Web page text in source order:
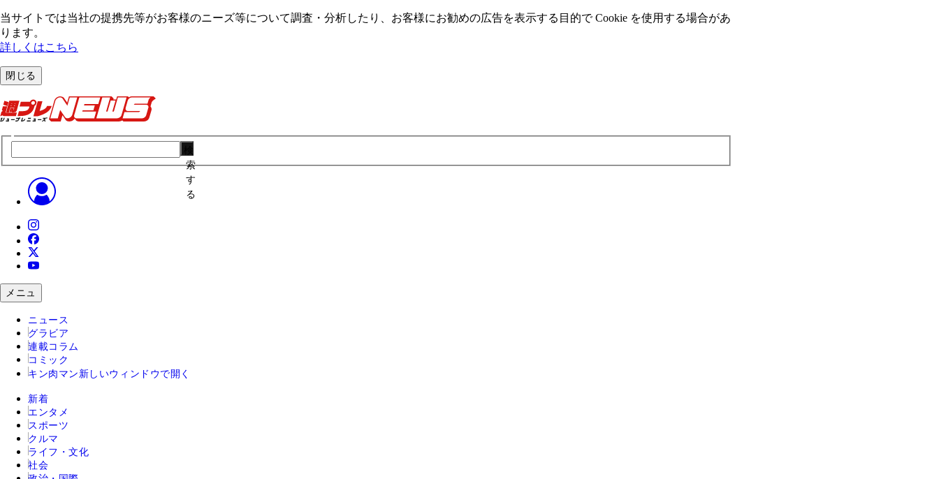
当サイトでは当社の提携先等がお客様のニーズ等について調査・分析したり、お客様にお勧めの広告を表⽰する⽬的で Cookie を使⽤する場合があ
ります。
詳しくはこちら
閉じる
索
す
る
メニュ
ニュース
グラビア
連載コラム
コミック
キン肉マン 新しいウィンドウで開く
新着
エンタメ
スポーツ
クルマ
ライフ・文化
社会